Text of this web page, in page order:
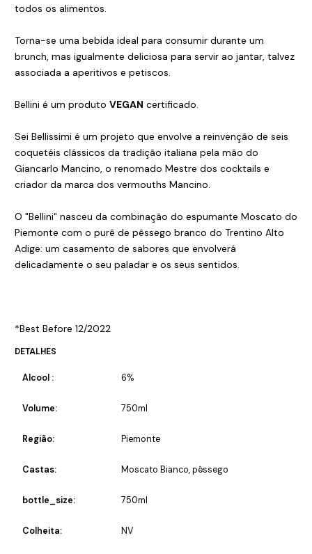
todos os alimentos.
Torna-se uma bebida ideal para consumir durante um
brunch, mas igualmente deliciosa para servir ao jantar, talvez
associada a aperitivos e petiscos.
Bellini é um produto VEGAN certificado.
Sei Bellissimi é um projeto que envolve a reinvenção de seis
coquetéis clássicos da tradição italiana pela mão do
Giancarlo Mancino, o renomado Mestre dos cocktails e
criador da marca dos vermouths Mancino.
O "Bellini" nasceu da combinação do espumante Moscato do
Piemonte com o purê de pêssego branco do Trentino Alto
Adige: um casamento de sabores que envolverá
delicadamente o seu paladar e os seus sentidos.
*Best Before 12/2022
DETALHES
Alcool : 6%
Volume: 750ml
Região: Piemonte
Castas: Moscato Bianco, pêssego
bottle_size: 750ml
Colheita: NV